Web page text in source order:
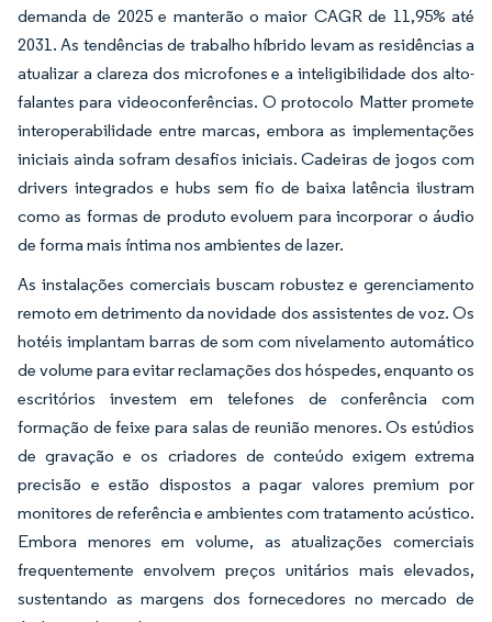
demanda de 2025 e manterão o maior CAGR de 11,95% até
2031. As tendências de trabalho híbrido levam as residências a
atualizar a clareza dos microfones e a inteligibilidade dos alto-
falantes para videoconferências. O protocolo Matter promete
interoperabilidade entre marcas, embora as implementações
iniciais ainda sofram desafios iniciais. Cadeiras de jogos com
drivers integrados e hubs sem fio de baixa latência ilustram
como as formas de produto evoluem para incorporar o áudio
de forma mais íntima nos ambientes de lazer.
As instalações comerciais buscam robustez e gerenciamento
remoto em detrimento da novidade dos assistentes de voz. Os
hotéis implantam barras de som com nivelamento automático
de volume para evitar reclamações dos hóspedes, enquanto os
escritórios investem em telefones de conferência com
formação de feixe para salas de reunião menores. Os estúdios
de gravação e os criadores de conteúdo exigem extrema
precisão e estão dispostos a pagar valores premium por
monitores de referência e ambientes com tratamento acústico.
Embora menores em volume, as atualizações comerciais
frequentemente envolvem preços unitários mais elevados,
sustentando as margens dos fornecedores no mercado de